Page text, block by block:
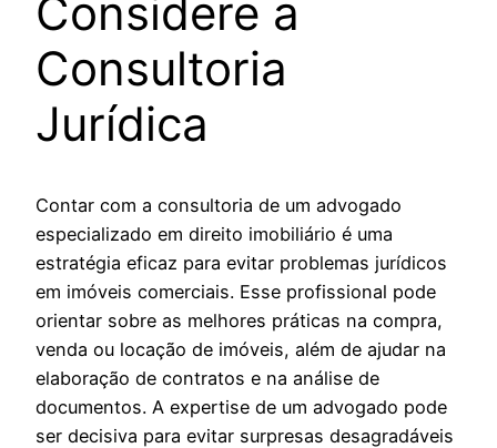
Considere a
Consultoria
Jurídica
Contar com a consultoria de um advogado
especializado em direito imobiliário é uma
estratégia eficaz para evitar problemas jurídicos
em imóveis comerciais. Esse profissional pode
orientar sobre as melhores práticas na compra,
venda ou locação de imóveis, além de ajudar na
elaboração de contratos e na análise de
documentos. A expertise de um advogado pode
ser decisiva para evitar surpresas desagradáveis